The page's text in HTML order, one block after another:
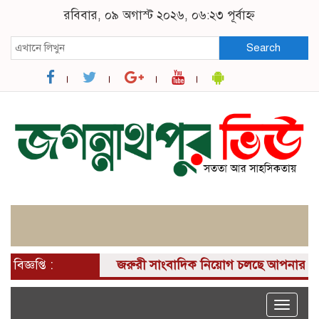
রবিবার, ০৯ অগাস্ট ২০২৬, ০৬:২৩ পূর্বাহ্ন
Search
বিজ্ঞপ্তি : জরুরী সাংবাদিক নিয়োগ চলছে আপনার কাছে
Toggle